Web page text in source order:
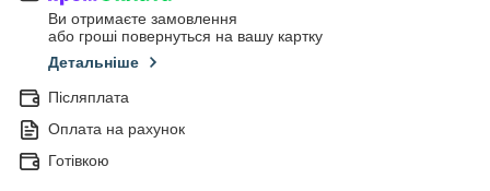
Ви отримаєте замовлення
або гроші повернуться на вашу картку
Детальніше
Післяплата
Оплата на рахунок
Готівкою